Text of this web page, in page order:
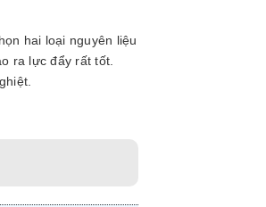
hai loại nguyên liệu
ra lực đẩy rất tốt.